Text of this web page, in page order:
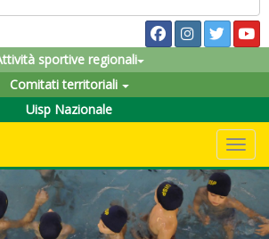
sportive regionali
Comitati territoriali
Uisp Nazionale